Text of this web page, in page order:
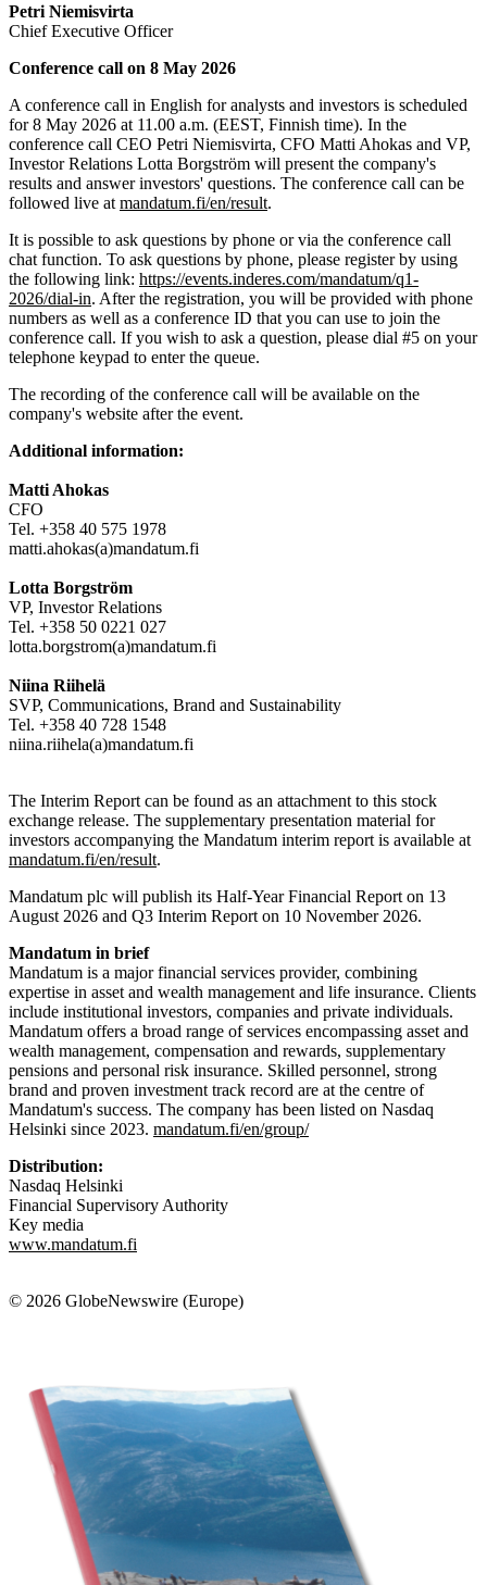
Petri Niemisvirta
Chief Executive Officer
Conference call on 8 May 2026
A conference call in English for analysts and investors is scheduled
for 8 May 2026 at 11.00 a.m. (EEST, Finnish time). In the
conference call CEO Petri Niemisvirta, CFO Matti Ahokas and VP,
Investor Relations Lotta Borgström will present the company's
results and answer investors' questions. The conference call can be
followed live at mandatum.fi/en/result.
It is possible to ask questions by phone or via the conference call
chat function. To ask questions by phone, please register by using
the following link: https://events.inderes.com/mandatum/q1-
2026/dial-in. After the registration, you will be provided with phone
numbers as well as a conference ID that you can use to join the
conference call. If you wish to ask a question, please dial #5 on your
telephone keypad to enter the queue.
The recording of the conference call will be available on the
company's website after the event.
Additional information:
Matti Ahokas
CFO
Tel. +358 40 575 1978
matti.ahokas(a)mandatum.fi
Lotta Borgström
VP, Investor Relations
Tel. +358 50 0221 027
lotta.borgstrom(a)mandatum.fi
Niina Riihelä
SVP, Communications, Brand and Sustainability
Tel. +358 40 728 1548
niina.riihela(a)mandatum.fi
The Interim Report can be found as an attachment to this stock
exchange release. The supplementary presentation material for
investors accompanying the Mandatum interim report is available at
mandatum.fi/en/result.
Mandatum plc will publish its Half-Year Financial Report on 13
August 2026 and Q3 Interim Report on 10 November 2026.
Mandatum in brief
Mandatum is a major financial services provider, combining
expertise in asset and wealth management and life insurance. Clients
include institutional investors, companies and private individuals.
Mandatum offers a broad range of services encompassing asset and
wealth management, compensation and rewards, supplementary
pensions and personal risk insurance. Skilled personnel, strong
brand and proven investment track record are at the centre of
Mandatum's success. The company has been listed on Nasdaq
Helsinki since 2023. mandatum.fi/en/group/
Distribution:
Nasdaq Helsinki
Financial Supervisory Authority
Key media
www.mandatum.fi
© 2026 GlobeNewswire (Europe)